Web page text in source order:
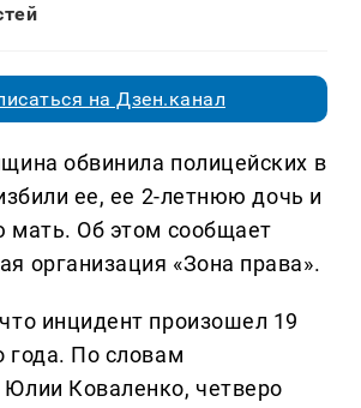
на Дзен.канал
обвинила полицейских в
ее, ее 2-летнюю дочь и
мать. Об этом сообщает
организация «Зона права».
инцидент произошел 19
года. По словам
Коваленко, четверо